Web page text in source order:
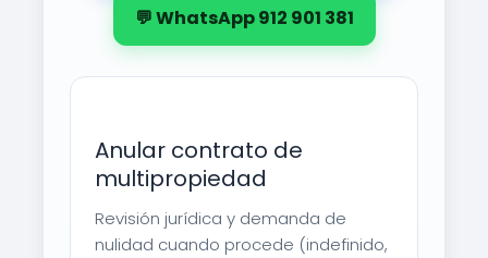
💬 WhatsApp 912 901 381
Anular contrato de
multipropiedad
Revisión jurídica y demanda de
nulidad cuando procede (indefinido,